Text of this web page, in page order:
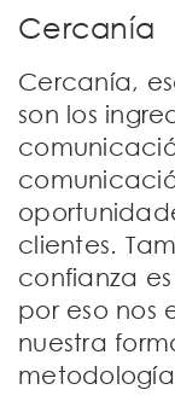
Cercanía
Cercanía,
son los
clientes.
confianza
por eso nos
nuestra